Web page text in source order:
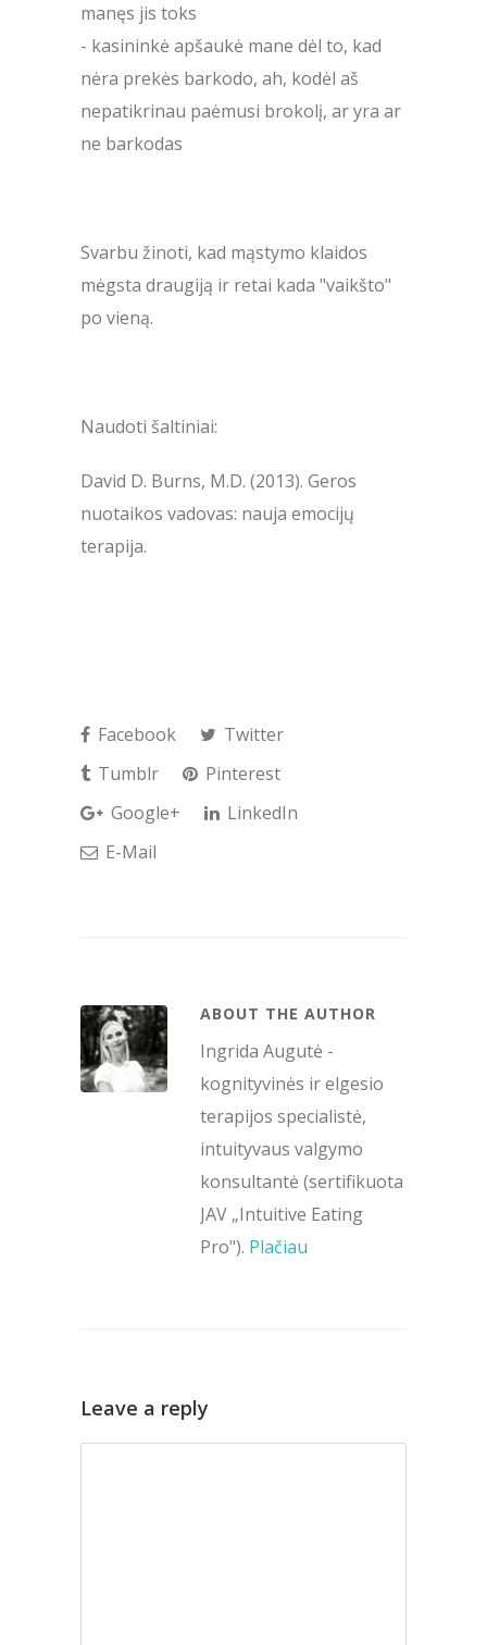
manęs jis toks
- kasininkė apšaukė mane dėl to, kad
nėra prekės barkodo, ah, kodėl aš
nepatikrinau paėmusi brokolį, ar yra ar
ne barkodas
Svarbu žinoti, kad mąstymo klaidos
mėgsta draugiją ir retai kada "vaikšto"
po vieną.
Naudoti šaltiniai:
David D. Burns, M.D. (2013). Geros
nuotaikos vadovas: nauja emocijų
terapija.
Facebook
Twitter
Tumblr
Pinterest
Google+
LinkedIn
E-Mail
ABOUT THE AUTHOR
Ingrida Augutė -
kognityvinės ir elgesio
terapijos specialistė,
intuityvaus valgymo
konsultantė (sertifikuota
JAV „Intuitive Eating
Pro"). Plačiau
Leave a reply